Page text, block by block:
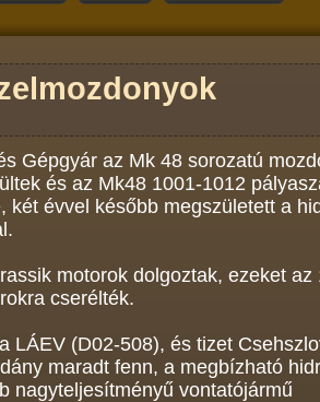
Gépgyár az Mk 48 sorozatú
és az Mk48 1001-1012
két évvel később megszületett a
motorok dolgoztak, ezeket az
cserélték.
LÁEV (D02-508), és tizet
maradt fenn, a megbízható
nagyteljesítményű vontatójármű